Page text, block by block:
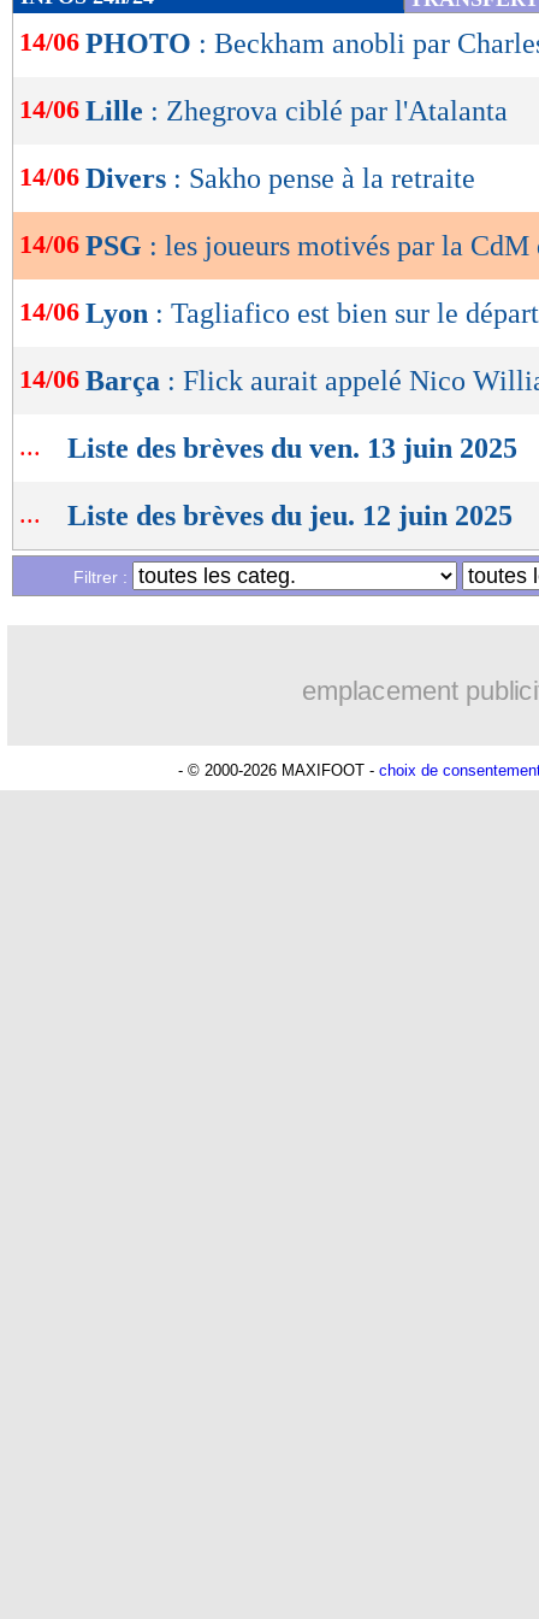
de
lecture
OK
14/06 PHOTO : Beckham anobli par
14/06 Lille : Zhegrova ciblé par l'Atalanta
14/06 Divers : Sakho pense à la retraite
14/06 PSG : les joueurs motivés par la CdM
14/06 Lyon : Tagliafico est bien sur le départ
14/06 Barça : Flick aurait appelé Nico
... Liste des brèves du ven. 13 juin 2025
... Liste des brèves du jeu. 12 juin 2025
Filtrer :
emplacement
- © 2000-2026 MAXIFOOT - choix de